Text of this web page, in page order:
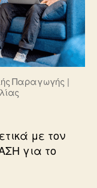
Παραγωγής |
με τον
για το